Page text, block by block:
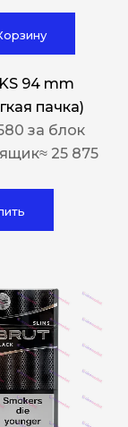
94 mm
пачка)
за блок
≈ 25 875